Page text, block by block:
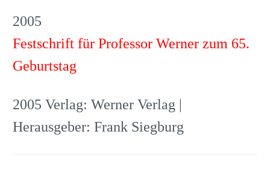
2005
Festschrift für Professor Werner zum 65.
Geburtstag
2005 Verlag: Werner Verlag |
Herausgeber: Frank Siegburg